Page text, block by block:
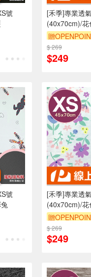
號
元
範圍
[禾季]專業透
(40x70cm)/
贈
訂單滿
（運費不算
$ 269
$249
號
元
範圍
[禾季]專業透
(40x70cm)/
贈
訂單滿
（運費不算
$ 269
$249